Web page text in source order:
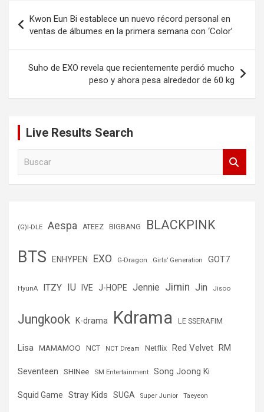
de
entradas
Kwon Eun Bi establece un nuevo récord personal en
ventas de álbumes en la primera semana con ‘Color’
Suho de EXO revela que recientemente perdió mucho
peso y ahora pesa alrededor de 60 kg
Live Results Search
(G)I-DLE Aespa ATEEZ BIGBANG BLACKPINK
BTS ENHYPEN EXO G-Dragon Girls’ Generation GOT7
HyunA ITZY IU IVE J-HOPE Jennie Jimin Jin Jisoo
Jungkook K-drama Kdrama LE SSERAFIM
Lisa MAMAMOO NCT NCT Dream Netflix Red Velvet RM
Seventeen SHINee SM Entertainment Song Joong Ki
Squid Game Stray Kids SUGA Super Junior Taeyeon